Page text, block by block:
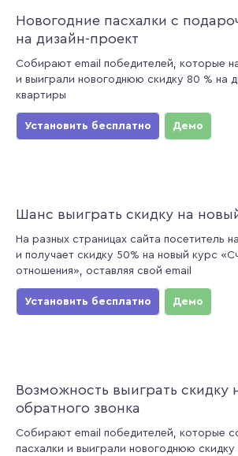
Новогодние пасхалки с
на дизайн-проект
Собирают email победителей, которые
и выиграли новогоднюю скидку 80 % на
квартиры
Установить бесплатно Демо
Шанс выиграть скидку на
На разных страницах сайта посетитель
и получает скидку 50% на новый курс
отношения», оставляя свой email
Установить бесплатно Демо
Возможность выиграть скидку
обратного звонка
Собирают email победителей, которые
пасхалки и выиграли новогоднюю скидку